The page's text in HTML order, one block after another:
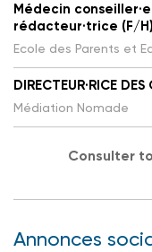
Médecin
rédacteur·trice (F/H)
Ecole des Parents et
DIRECTEUR·RICE
Médiation Nomade
Consulter
Annonces